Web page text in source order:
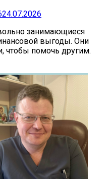
24.07.2026
занимающиеся
выгоды. Они
чтобы помочь другим.